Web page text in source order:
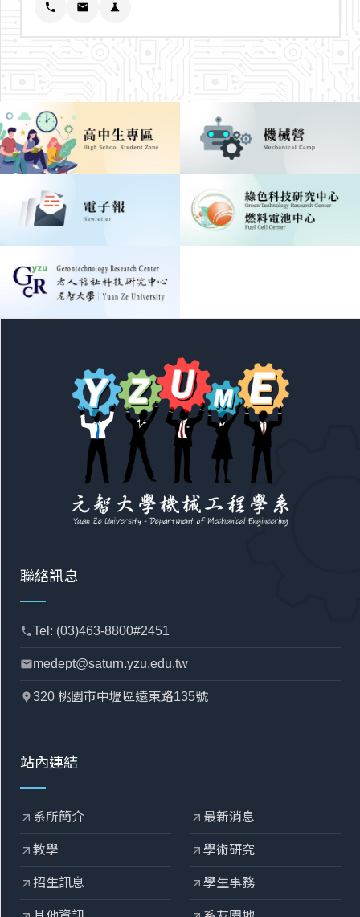
phone email science
聯絡訊息
phoneTel: (03)463-8800#2451
mailmedept@saturn.yzu.edu.tw
location_pin320 桃園市中壢區遠東路135號
站內連結
arrow_outward 系所簡介 arrow_outward 最新消息
arrow_outward 教學 arrow_outward 學術研究
arrow_outward 招生訊息 arrow_outward 學生事務